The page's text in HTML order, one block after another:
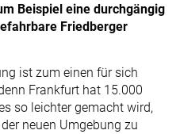
Beispiel eine durchgängig
Friedberger
ist zum einen für sich
Frankfurt hat 15.000
so leichter gemacht wird,
neuen Umgebung zu